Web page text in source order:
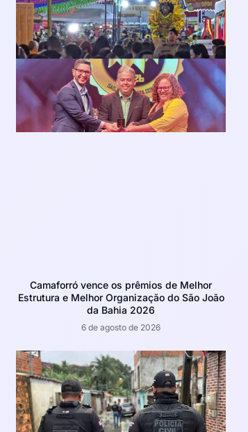
Camaforró vence os prêmios de Melhor
Estrutura e Melhor Organização do São João
da Bahia 2026
6 de agosto de 2026